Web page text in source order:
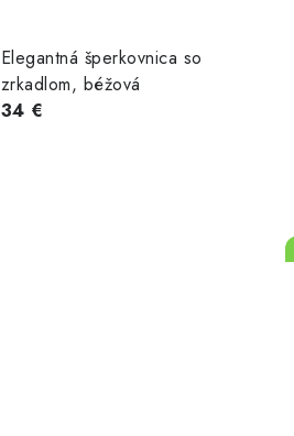
Elegantná šperkovnica so
zrkadlom, béžová
34 €